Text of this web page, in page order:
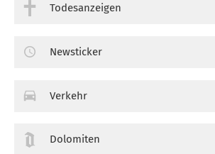
Todesanzeigen
Newsticker
Verkehr
Dolomiten